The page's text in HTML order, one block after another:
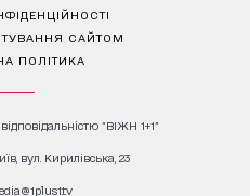
САЙТОМ
ПОЛІТИКА
"ВІЖН 1+1"
вул. Кирилівська, 23